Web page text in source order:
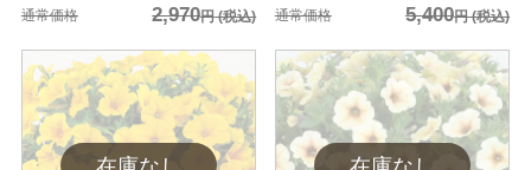
通常価格 2,970円(税込) 通常価格 5,400円(税込)